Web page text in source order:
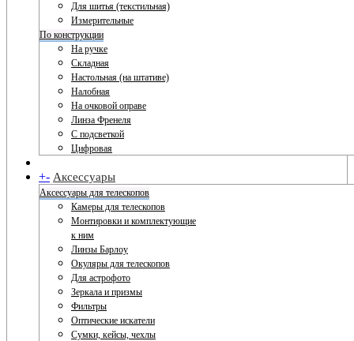
Для шитья (текстильная)
Измерительные
По конструкции
На ручке
Складная
Настольная (на штативе)
Налобная
На очковой оправе
Линза Френеля
С подсветкой
Цифровая
+- Аксессуары
Аксессуары для телескопов
Камеры для телескопов
Монтировки и комплектующие
к ним
Линзы Барлоу
Окуляры для телескопов
Для астрофото
Зеркала и призмы
Фильтры
Оптические искатели
Сумки, кейсы, чехлы